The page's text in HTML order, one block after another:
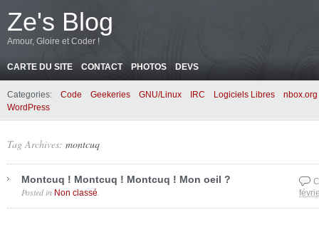
Ze's Blog
Amour, Gloire et Coder !
CARTE DU SITE CONTACT PHOTOS DEVS
Categories: Code Geekeries GNU/Linux IRC Logiciels Libres
nbox.org
WordPress
Tag Archives: montcuq
Montcuq ! Montcuq ! Montcuq ! Mon oeil ?
Posted in Non classé